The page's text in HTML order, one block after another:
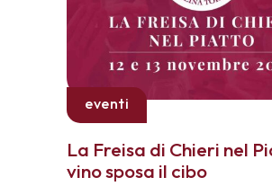
eventi
La Freisa di Chieri nel
vino sposa il cibo